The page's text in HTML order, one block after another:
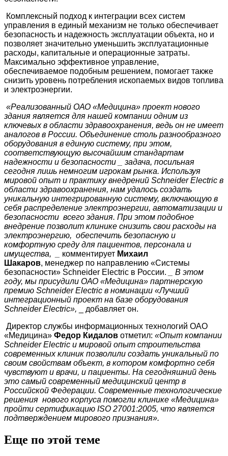
Комплексный подход к интеграции всех систем
управления в единый механизм не только обеспечивает
безопасность и надежность эксплуатации объекта, но и
позволяет значительно уменьшить эксплуатационные
расходы, капитальные и операционные затраты.
Максимально эффективное управление,
обеспечиваемое подобным решением, помогает также
снизить уровень потребления ископаемых видов топлива
и электроэнергии.
«Реализованный ОАО «Медицина» проект нового
здания является для нашей компании одним из
ключевых в области здравоохранения, ведь он не имеет
аналогов в России. Объединение столь разнообразного
оборудования в единую систему, при этом,
соответствующую высочайшим стандартам
надежности и безопасности _ задача, посильная
сегодня лишь немногим игрокам рынка. Используя
мировой опыт и практику внедрений Schneider Electric в
области здравоохранения, нам удалось создать
уникальную интегрированную систему, включающую в
себя распределение электроэнергии, автоматизации и
безопасности всего здания. При этом подобное
внедрение позволит клинике снизить свои расходы на
электроэнергию, обеспечить безопасную и
комфортную среду для пациентов, персонала и
имущества, _ комментирует Михаил
Шакаров, менеджер по направлению «Системы
безопасности» Schneider Electric в России. _ В этом
году, мы присудили ОАО «Медицина» партнерскую
премию Schneider Electric в номинации «Лучший
интеграционный проект на базе оборудования
Schneider Electric», _ добавляет он.
Директор службы информационных технологий ОАО
«Медицина» Федор Кидалов отметил: «Опыт компании
Schneider Electric и мировой опыт строительства
современных клиник позволили создать уникальный по
своим свойствам объект, в котором комфортно себя
чувствуют и врачи, и пациенты. На сегодняшний день
это самый современный медицинский центр в
Российской Федерации. Современные технологические
решения нового корпуса помогли клинике «Медицина»
пройти сертификацию ISO 27001:2005, что является
подтверждением мирового признания».
Еще по этой теме